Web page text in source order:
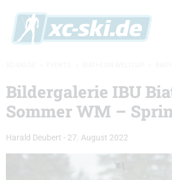
Bildergalerie IBU
Sommer WM –
Harald Deubert - 27. August 2022